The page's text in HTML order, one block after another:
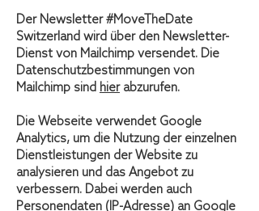
Der Newsletter #MoveTheDate
Switzerland wird über den Newsletter-
Dienst von Mailchimp versendet. Die
Datenschutzbestimmungen von
Mailchimp sind hierabzurufen.
Die Webseite verwendet Google
Analytics, um die Nutzung der einzelnen
Dienstleistungen der Website zu
analysieren und das Angebot zu
verbessern. Dabei werden auch
Personendaten (IP-Adresse) an Google